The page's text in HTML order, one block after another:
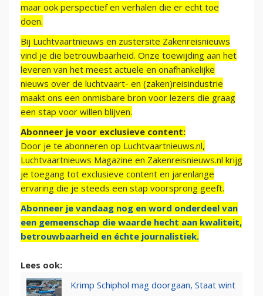
maar ook perspectief en verhalen die er echt toe
doen.
Bij Luchtvaartnieuws en zustersite Zakenreisnieuws
vind je die betrouwbaarheid. Onze toewijding aan het
leveren van het meest actuele en onafhankelijke
nieuws over de luchtvaart- en (zaken)reisindustrie
maakt ons een onmisbare bron voor lezers die graag
een stap voor willen blijven.
Abonneer je voor exclusieve content:
Door je te abonneren op Luchtvaartnieuws.nl,
Luchtvaartnieuws Magazine en Zakenreisnieuws.nl krijg
je toegang tot exclusieve content en jarenlange
ervaring die je steeds een stap voorsprong geeft.
Abonneer je vandaag nog en word onderdeel van
een gemeenschap die waarde hecht aan kwaliteit,
betrouwbaarheid en échte journalistiek.
Lees ook:
Krimp Schiphol mag doorgaan, Staat wint